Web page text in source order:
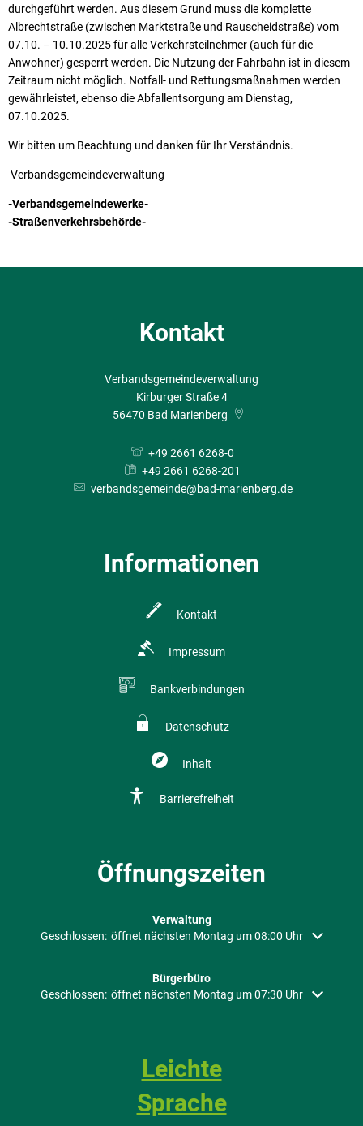
durchgeführt werden. Aus diesem Grund muss die komplette
Albrechtstraße (zwischen Marktstraße und Rauscheidstraße) vom
07.10. – 10.10.2025 füralleVerkehrsteilnehmer (auch für die
Anwohner) gesperrt werden. Die Nutzung der Fahrbahn ist in diesem
Zeitraum nicht möglich. Notfall- und Rettungsmaßnahmen werden
gewährleistet, ebenso die Abfallentsorgung am Dienstag,
07.10.2025.
Wir bitten um Beachtung und danken für Ihr Verständnis.
Verbandsgemeindeverwaltung
-Verbandsgemeindewerke-
-Straßenverkehrsbehörde-
Kontakt
Verbandsgemeindeverwaltung
Kirburger Straße 4
56470 Bad Marienberg
+49 2661 6268-0
+49 2661 6268-201
verbandsgemeinde@bad-marienberg.de
Informationen
Kontakt
Impressum
Bankverbindungen
Datenschutz
Inhalt
Barrierefreiheit
Öffnungszeiten
Verwaltung
Klicken, um weitere Öffnungs- oder Schließzeiten auszublenden
Geschlossen: öffnet nächsten Montag um 08:00 Uhr
Bürgerbüro
Klicken, um weitere Öffnungs- oder Schließzeiten auszublenden
Geschlossen: öffnet nächsten Montag um 07:30 Uhr
Leichte
Sprache